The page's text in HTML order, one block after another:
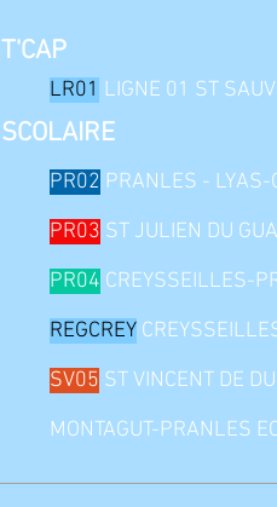
T'CAP
LR01 LIGNE 01 ST
SCOLAIRE
PR02 PRANLES - LYAS-
PR03 ST JULIEN DU
PR04 CREYSSEILLES-
REGCREY
SV05 ST VINCENT DE
MONTAGUT-PRANLES